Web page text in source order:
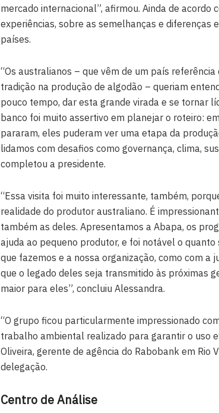
mercado internacional”, afirmou. Ainda de acordo
experiências, sobre as semelhanças e diferenças
países.
“Os australianos – que vêm de um país
tradição na produção de algodão – queriam
pouco tempo, dar esta grande virada e se tornar
banco foi muito assertivo em planejar o roteiro:
pararam, eles puderam ver uma etapa da
lidamos com desafios como governança, clima,
completou a presidente.
“Essa visita foi muito interessante, também,
realidade do produtor australiano. É
também as deles. Apresentamos a Abapa, os
ajuda ao pequeno produtor, e foi notável o
que fazemos e a nossa organização, como com a
que o legado deles seja transmitido às próximas
maior para eles”, concluiu Alessandra.
“O grupo ficou particularmente impressionado
trabalho ambiental realizado para garantir o uso
Oliveira, gerente de agência do Rabobank em Rio
delegação.
Centro de Análise